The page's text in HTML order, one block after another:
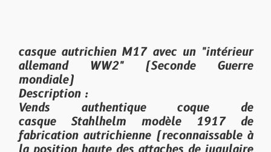
casque autrichien M17 avec un "intérieur
allemand WW2" (Seconde Guerre
mondiale)
Description :
Vends authentique coque de
casque Stahlhelm modèle 1917de
fabrication autrichienne (reconnaissable à